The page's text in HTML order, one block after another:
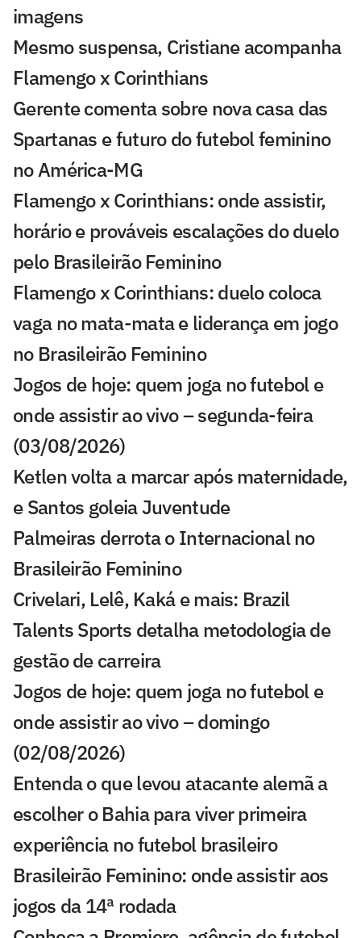
imagens
Mesmo suspensa, Cristiane acompanha
Flamengo x Corinthians
Gerente comenta sobre nova casa das
Spartanas e futuro do futebol feminino
no América-MG
Flamengo x Corinthians: onde assistir,
horário e prováveis escalações do duelo
pelo Brasileirão Feminino
Flamengo x Corinthians: duelo coloca
vaga no mata-mata e liderança em jogo
no Brasileirão Feminino
Jogos de hoje: quem joga no futebol e
onde assistir ao vivo – segunda-feira
(03/08/2026)
Ketlen volta a marcar após maternidade,
e Santos goleia Juventude
Palmeiras derrota o Internacional no
Brasileirão Feminino
Crivelari, Lelê, Kaká e mais: Brazil
Talents Sports detalha metodologia de
gestão de carreira
Jogos de hoje: quem joga no futebol e
onde assistir ao vivo – domingo
(02/08/2026)
Entenda o que levou atacante alemã a
escolher o Bahia para viver primeira
experiência no futebol brasileiro
Brasileirão Feminino: onde assistir aos
jogos da 14ª rodada